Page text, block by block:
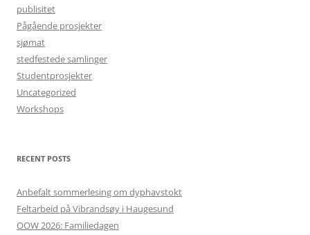
publisitet
Pågående prosjekter
sjømat
stedfestede samlinger
Studentprosjekter
Uncategorized
Workshops
RECENT POSTS
Anbefalt sommerlesing om dyphavstokt
Feltarbeid på Vibrandsøy i Haugesund
OOW 2026: Familiedagen